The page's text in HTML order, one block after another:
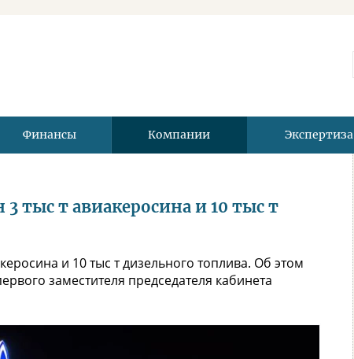
Финансы Компании Экспертиза
тыс т авиакеросина и 10 тыс т
и 10 тыс т дизельного топлива. Об этом
заместителя председателя кабинета